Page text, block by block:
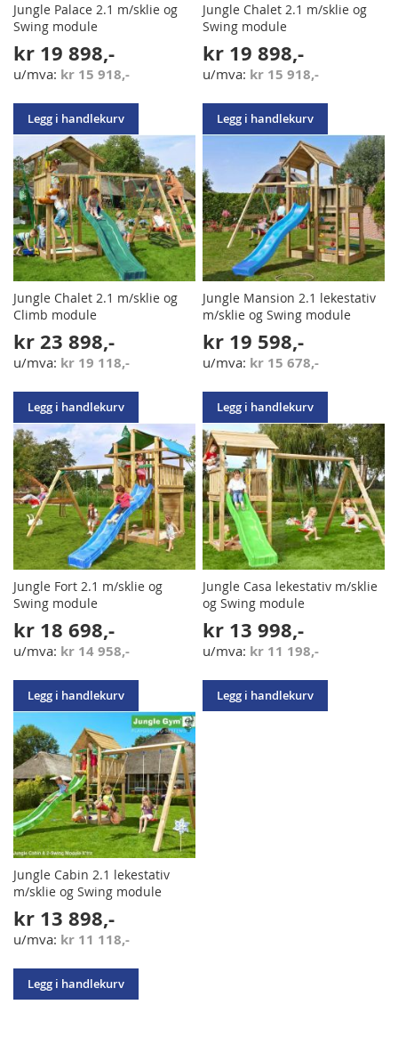
Jungle Palace 2.1 m/sklie og
Swing module
kr 19 898,-
kr 15 918,-
Legg i handlekurv
Jungle Chalet 2.1 m/sklie og
Swing module
kr 19 898,-
kr 15 918,-
Legg i handlekurv
Jungle Chalet 2.1 m/sklie og
Climb module
kr 23 898,-
kr 19 118,-
Legg i handlekurv
Jungle Mansion 2.1 lekestativ
m/sklie og Swing module
kr 19 598,-
kr 15 678,-
Legg i handlekurv
Jungle Fort 2.1 m/sklie og
Swing module
kr 18 698,-
kr 14 958,-
Legg i handlekurv
Jungle Casa lekestativ m/sklie
og Swing module
kr 13 998,-
kr 11 198,-
Legg i handlekurv
Jungle Cabin 2.1 lekestativ
m/sklie og Swing module
kr 13 898,-
kr 11 118,-
Legg i handlekurv